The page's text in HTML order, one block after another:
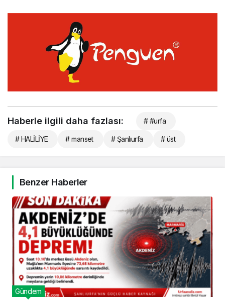
Haberle ilgili daha fazlası: # #urfa
# HALİLİYE # manset # Şanlıurfa # üst
Benzer Haberler
Gündem